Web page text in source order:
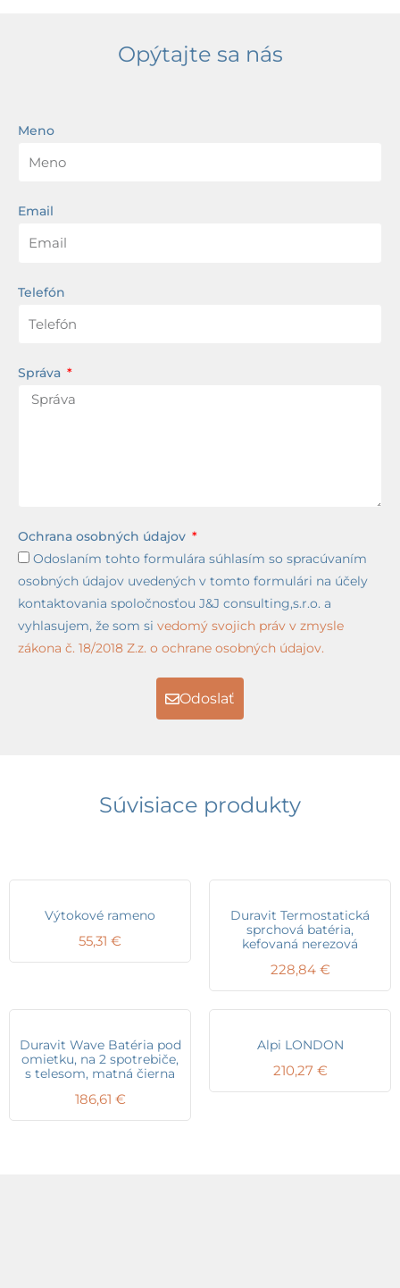
Opýtajte sa nás
Meno
Email
Telefón
Správa
Ochrana osobných údajov
Odoslaním tohto formulára súhlasím so spracúvaním
osobných údajov uvedených v tomto formulári na účely
kontaktovania spoločnosťou J&J consulting,s.r.o. a
vyhlasujem, že som si vedomý svojich práv v zmysle
zákona č. 18/2018 Z.z. o ochrane osobných údajov.
Odoslať
Súvisiace produkty
Výtokové rameno
55,31 €
Duravit Termostatická
sprchová batéria,
kefovaná nerezová
228,84 €
Duravit Wave Batéria pod
omietku, na 2 spotrebiče,
s telesom, matná čierna
186,61 €
Alpi LONDON
210,27 €